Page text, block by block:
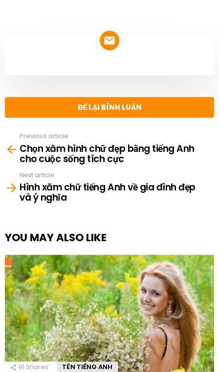
ĐỂ LẠI BÌNH LUẬN
more
Previous article
Chọn xăm hình chữ đẹp bằng tiếng Anh
cho cuộc sống tích cực
Next article
Hình xăm chữ tiếng Anh về gia đình đẹp
và ý nghĩa
YOU MAY ALSO LIKE
91 Shares TÊN TIẾNG ANH